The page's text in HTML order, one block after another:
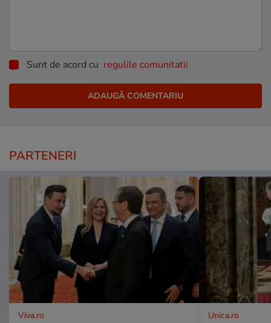
Sunt de acord cu regulile comunitatii
PARTENERI
Viva.ro Unica.ro